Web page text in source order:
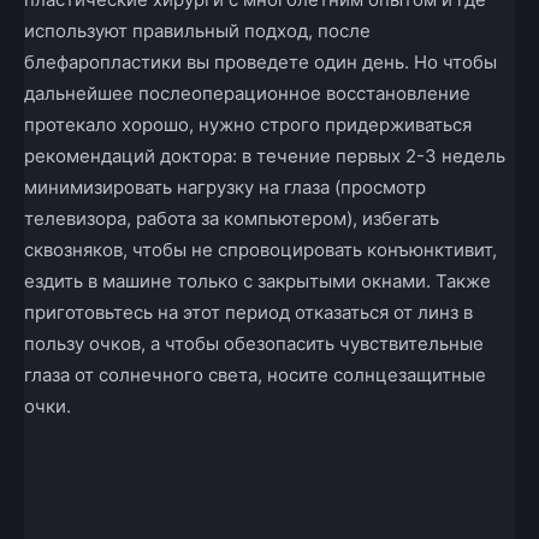
используют правильный подход, после
блефаропластики вы проведете один день. Но чтобы
дальнейшее послеоперационное восстановление
протекало хорошо, нужно строго придерживаться
рекомендаций доктора: в течение первых 2-3 недель
минимизировать нагрузку на глаза (просмотр
телевизора, работа за компьютером), избегать
сквозняков, чтобы не спровоцировать конъюнктивит,
ездить в машине только с закрытыми окнами. Также
приготовьтесь на этот период отказаться от линз в
пользу очков, а чтобы обезопасить чувствительные
глаза от солнечного света, носите солнцезащитные
очки.